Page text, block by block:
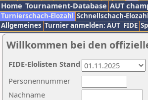
Home Tournament-Database AUT
Turnierschach-Elozahl Schnellschach-Elozahl
Allgemeines Turnier anmelden: AUT FIDE
Willkommen bei den
Nachname
Personennummer
FIDE-Elolisten Stand